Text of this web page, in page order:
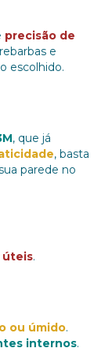
precisão de
e
escolhido.
, que já
, basta
parede no
úteis.
ou úmido.
internos.